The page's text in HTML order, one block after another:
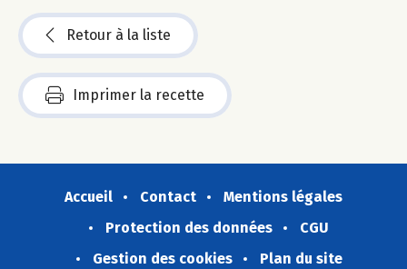
Retour à la liste
Imprimer la recette
Accueil Contact
Mentions légales
Protection des données
CGU
Gestion des cookies
Plan du site